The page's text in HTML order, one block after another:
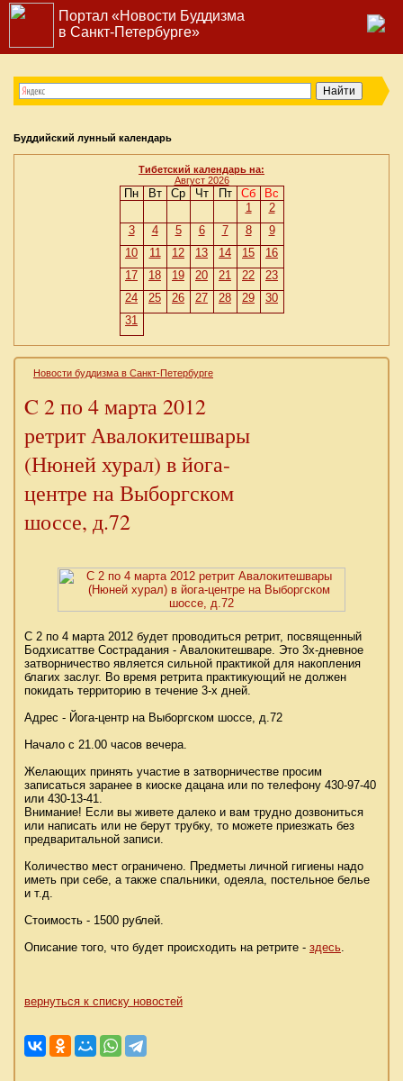
Портал «Новости Буддизма
в Санкт-Петербурге»
Буддийский лунный календарь
Тибетский календарь на:
Август 2026
Пн Вт Ср Чт Пт Сб
Вс
1
2
3
4 5 6 7 8
9
10
11 12 13 14 15
16
17
18 19 20 21 22
23
24
25 26 27 28 29
30
31
Новости буддизма в Санкт-Петербурге
C 2 по 4 марта 2012
ретрит Авалокитешвары
(Нюней хурал) в йога-
центре на Выборгском
шоссе, д.72
C 2 по 4 марта 2012 будет проводиться ретрит, посвященный
Бодхисаттве Сострадания - Авалокитешваре. Это 3х-дневное
затворничество является сильной практикой для накопления
благих заслуг. Во время ретрита практикующий не должен
покидать территорию в течение 3-х дней.
Адрес - Йога-центр на Выборгском шоссе, д.72
Начало с 21.00 часов вечера.
Желающих принять участие в затворничестве просим
записаться заранее в киоске дацана или по телефону 430-97-40
или 430-13-41.
Внимание! Если вы живете далеко и вам трудно дозвониться
или написать или не берут трубку, то можете приезжать без
предваритальной записи.
Количество мест ограничено. Предметы личной гигиены надо
иметь при себе, а также спальники, одеяла, постельное белье
и т.д.
Стоимость - 1500 рублей.
Описание того, что будет происходить на ретрите - здесь.
вернуться к списку новостей